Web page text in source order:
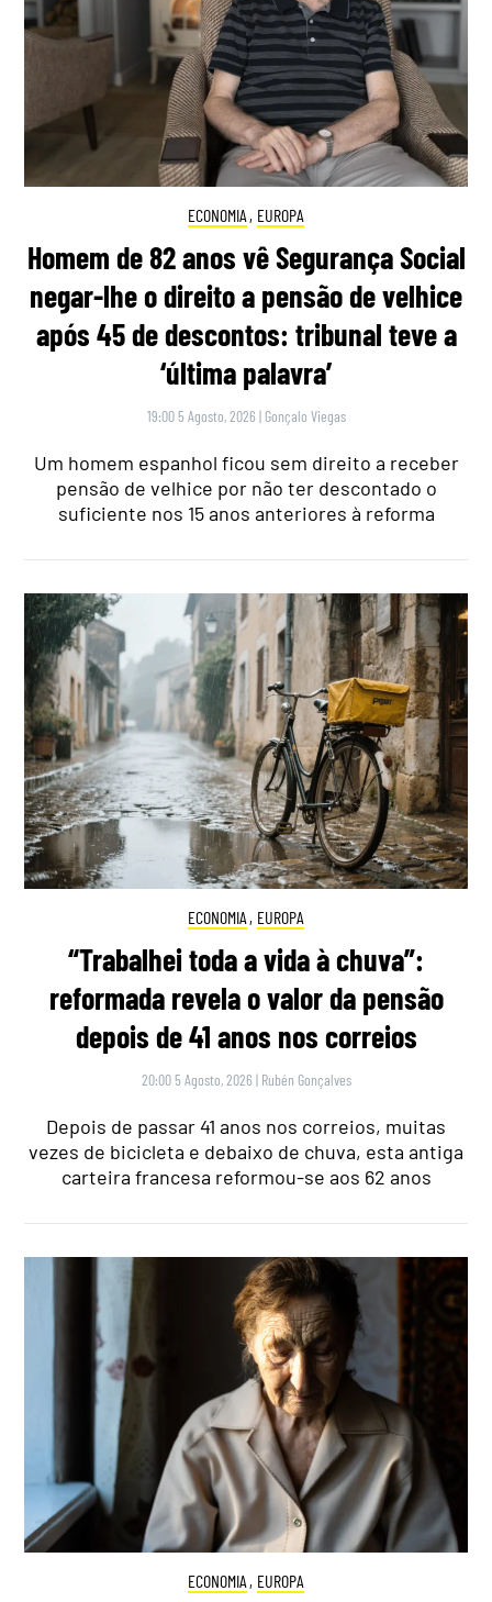
ECONOMIA , EUROPA
Homem de 82 anos vê Segurança Social
negar-lhe o direito a pensão de velhice
após 45 de descontos: tribunal teve a
‘última palavra’
19:00 5 Agosto, 2026 | Gonçalo Viegas
Um homem espanhol ficou sem direito a receber
pensão de velhice por não ter descontado o
suficiente nos 15 anos anteriores à reforma
ECONOMIA , EUROPA
“Trabalhei toda a vida à chuva”:
reformada revela o valor da pensão
depois de 41 anos nos correios
20:00 5 Agosto, 2026 | Rubén Gonçalves
Depois de passar 41 anos nos correios, muitas
vezes de bicicleta e debaixo de chuva, esta antiga
carteira francesa reformou-se aos 62 anos
ECONOMIA , EUROPA